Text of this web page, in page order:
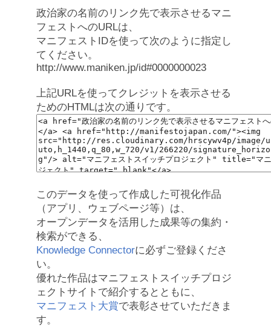
政治家の名前のリンク先で表示させるマニ
フェストへのURLは、
マニフェストIDを使って次のように指定し
てください。
http://www.maniken.jp/id#0000000023
上記URLを使ってクレジットを表示させる
ためのHTMLは次の通りです。
このデータを使って作成した可視化作品
（アプリ、ウェブページ等）は、
オープンデータを活用した成果等の集約・
検索ができる、
Knowledge Connectorに必ずご登録くださ
い。
優れた作品はマニフェストスイッチプロジ
ェクトサイトで紹介するとともに、
マニフェスト大賞で表彰させていただきま
す。